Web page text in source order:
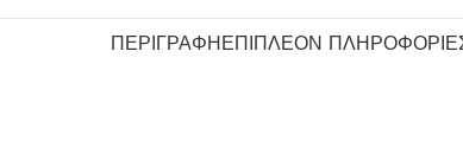
ΠΕΡΙΓΡΑΦΉΕΠΙΠΛΈΟΝ